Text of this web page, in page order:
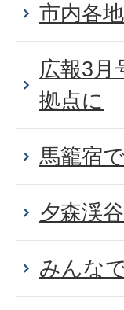
市内各
広報3月
拠点に
馬籠宿
夕森渓
みんな